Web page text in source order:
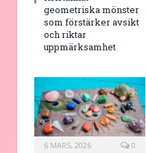
geometriska mönster
som förstärker avsikt
och riktar
uppmärksamhet
6 MARS, 2026 0